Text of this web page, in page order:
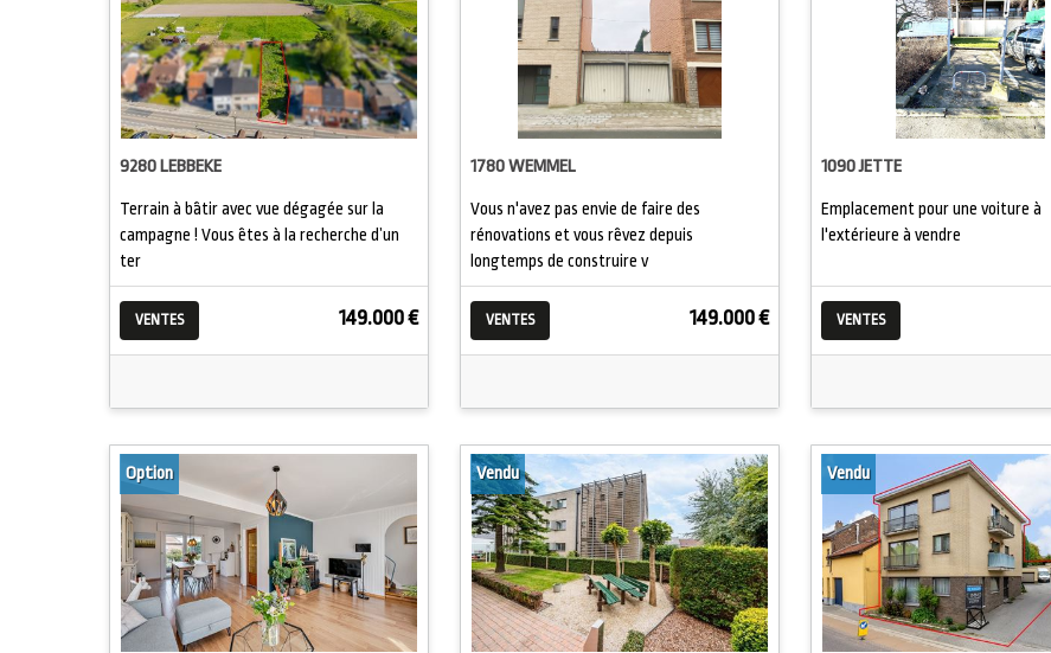
9280 LEBBEKE
Terrain à bâtir avec vue dégagée sur la
campagne ! Vous êtes à la recherche d’un
ter
VENTES 149.000 €
1780 WEMMEL
Vous n'avez pas envie de faire des
rénovations et vous rêvez depuis
longtemps de construire v
VENTES 149.000 €
1090 JETTE
Emplacement pour une voiture à
l'extérieure à vendre
VENTES
Option Vendu Vendu